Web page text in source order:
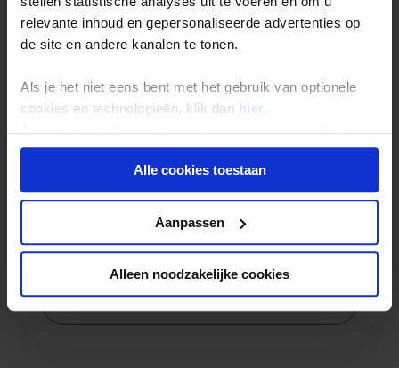
relevante inhoud en gepersonaliseerde advertenties op
de site en andere kanalen te tonen.
Als je het niet eens bent met het gebruik van optionele
cookies en technologieën, klik dan hier .
Je kunt je selectie in de instellingen aanpassen of deze
onder aan de pagina op elk gewenst moment voor de
toekomst wijzigen.Alle cookies toestaan
Aanpassen
Alleen noodzakelijke cookies
Het moederbedrijf van Koning Aap, Adventure
Specialists, is sinds 2013 Travelife Certified, een
certificering voor de activiteiten van Koning Aap en
zusterbedrijf Shoestring. Deze certificering
betekent dat wij iedere twee jaar worden
gecontroleerd en moeten aantonen dat wij voldoen
onze bedrijfsvoering. Meer informatie vind je op de
website van Travelife.
Lees meer